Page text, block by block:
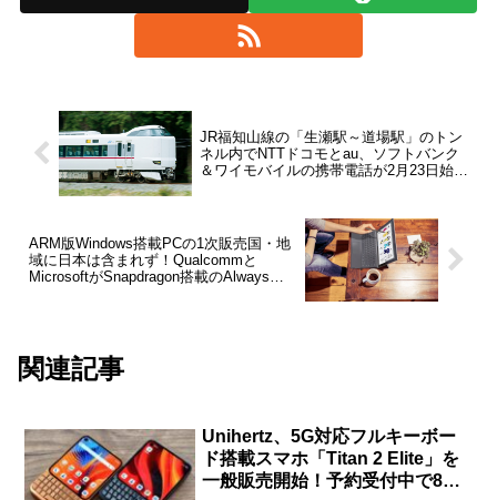
JR福知山線の「生瀬駅～道場駅」のトン
ネル内でNTTドコモとau、ソフトバンク
＆ワイモバイルの携帯電話が2月23日始発
ARM版Windows搭載PCの1次販売国・地
域に日本は含まれず！Qualcommと
MicrosoftがSnapdragon搭載のAlways
関連記事
Unihertz、5G対応フルキーボー
ド搭載スマホ「Titan 2 Elite」を
一般販売開始！予約受付中で8月